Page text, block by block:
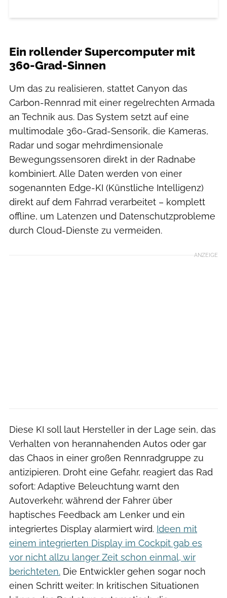
Ein rollender Supercomputer mit
360-Grad-Sinnen
Um das zu realisieren, stattet Canyon das
Carbon-Rennrad mit einer regelrechten Armada
an Technik aus. Das System setzt auf eine
multimodale 360-Grad-Sensorik, die Kameras,
Radar und sogar mehrdimensionale
Bewegungssensoren direkt in der Radnabe
kombiniert. Alle Daten werden von einer
sogenannten Edge-KI (Künstliche Intelligenz)
direkt auf dem Fahrrad verarbeitet – komplett
offline, um Latenzen und Datenschutzprobleme
durch Cloud-Dienste zu vermeiden.
ANZEIGE
Diese KI soll laut Hersteller in der Lage sein, das
Verhalten von herannahenden Autos oder gar
das Chaos in einer großen Rennradgruppe zu
antizipieren. Droht eine Gefahr, reagiert das Rad
sofort: Adaptive Beleuchtung warnt den
Autoverkehr, während der Fahrer über
haptisches Feedback am Lenker und ein
integriertes Display alarmiert wird. Ideen mit
einem integrierten Display im Cockpit gab es
vor nicht allzu langer Zeit schon einmal, wir
berichteten. Die Entwickler gehen sogar noch
einen Schritt weiter: In kritischen Situationen